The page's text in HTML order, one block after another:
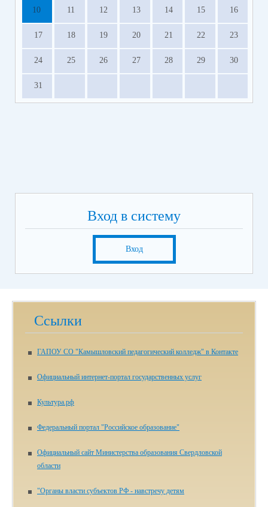
10 11 12 13 14 15 16
17 18 19 20 21 22 23
24 25 26 27 28 29 30
31
Вход в систему
Вход
Ссылки
ГАПОУ СО "Камышловский педагогический колледж" в Контакте
Официальный интернет-портал государственных услуг
Культура.рф
Федеральный портал "Российское образование"
Официальный сайт Министерства образования Свердловской
области
"Органы власти субъектов РФ - навстречу детям